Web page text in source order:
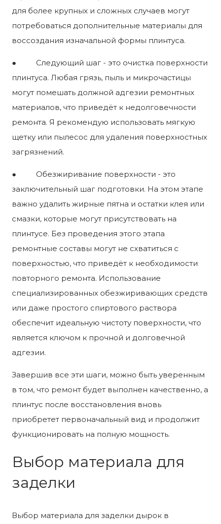
для более крупных и сложных случаев могут
потребоваться дополнительные материалы для
воссоздания изначальной формы плинтуса.
● Следующий шаг - это очистка поверхности
плинтуса. Любая грязь, пыль и микрочастицы
могут помешать должной адгезии ремонтных
материалов, что приведёт к недолговечности
ремонта. Я рекомендую использовать мягкую
щетку или пылесос для удаления поверхностных
загрязнений.
● Обезжиривание поверхности - это
заключительный шаг подготовки. На этом этапе
важно удалить жирные пятна и остатки клея или
смазки, которые могут присутствовать на
плинтусе. Без проведения этого этапа
ремонтные составы могут не схватиться с
поверхностью, что приведёт к необходимости
повторного ремонта. Использование
специализированных обезжиривающих средств
или даже простого спиртового раствора
обеспечит идеальную чистоту поверхности, что
является ключом к прочной и долговечной
адгезии.
Завершив все эти шаги, можно быть уверенным
в том, что ремонт будет выполнен качественно, а
плинтус после восстановления вновь
приобретет первоначальный вид и продолжит
функционировать на полную мощность.
Выбор материала для
заделки
Выбор материала для заделки дырок в